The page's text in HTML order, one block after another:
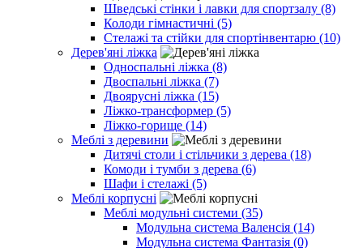
Шведські стінки і лавки для спортзалу (8)
Колоди гімнастичні (5)
Стелажі та стійки для спортінвентарю (10)
Дерев'яні ліжка
Односпальні ліжка (8)
Двоспальні ліжка (7)
Двоярусні ліжка (15)
Ліжко-трансформер (5)
Ліжко-горище (14)
Меблі з деревини
Дитячі столи і стільчики з дерева (18)
Комоди і тумби з дерева (6)
Шафи і стелажі (5)
Меблі корпусні
Меблі модульні системи (35)
Модульна система Валенсія (14)
Модульна система Фантазія (0)